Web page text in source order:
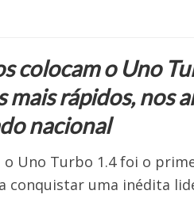
colocam o Uno
rápidos, nos
nacional
o Uno Turbo 1.4 foi o
conquistar uma inédita